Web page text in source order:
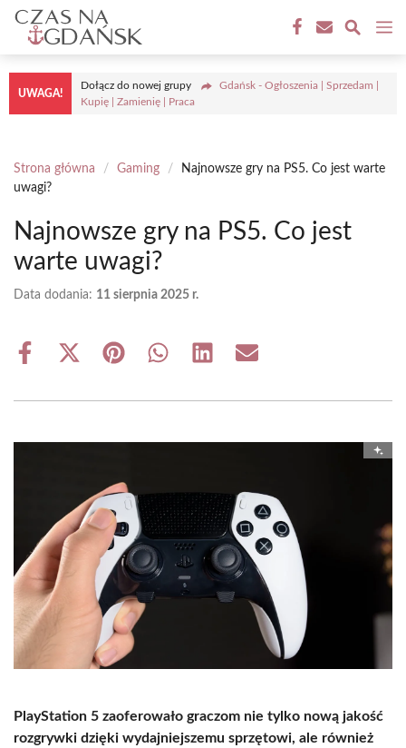
Przejdź
treści
UWAGA!
Dołącz do nowej grupy
Gdańsk - Ogłoszenia | Sprzedam |
Kupię | Zamienię | Praca
Strona główna / Gaming /
Najnowsze gry na PS5. Co jest warte
uwagi?
Najnowsze gry na PS5. Co jest
warte uwagi?
Data dodania: 11 sierpnia 2025 r.
Share
Share
(Twitter)
Share Share Share Share
PlayStation 5 zaoferowało graczom nie tylko nową jakość
rozgrywki dzięki wydajniejszemu sprzętowi, ale również